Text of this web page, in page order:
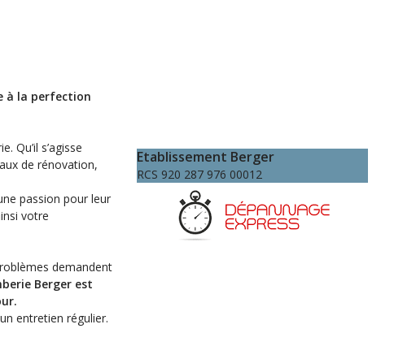
à la perfection
Qu’il s’agisse
de rénovation,
passion pour leur
votre
demandent
Berger est
entretien régulier.
Etablissement Berger
RCS 920 287 976 00012